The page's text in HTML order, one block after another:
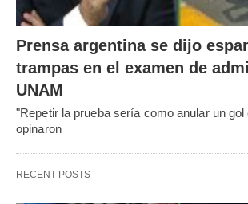
Prensa argentina se dijo
trampas en el examen de
UNAM
"Repetir la prueba sería como anular un gol
opinaron
RECENT POSTS